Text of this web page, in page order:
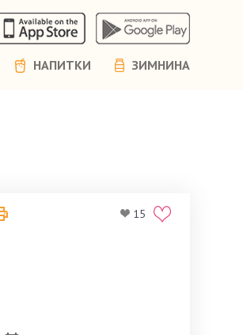
НАПИТКИ ЗИМНИНА
15